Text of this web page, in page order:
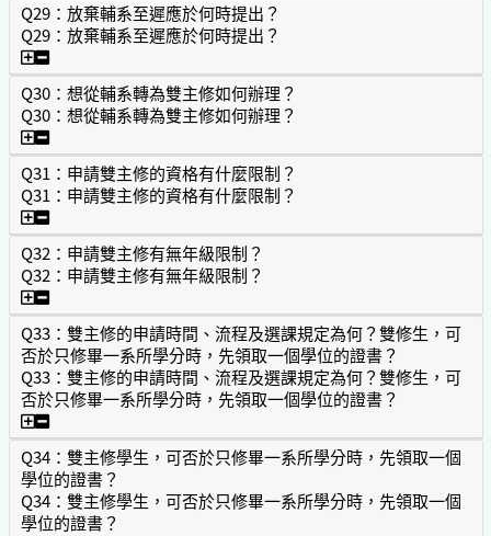
Q29：放棄輔系至遲應於何時提出？
Q29：放棄輔系至遲應於何時提出？
Q29：放棄輔系至遲應於何時提出？
Q30：想從輔系轉為雙主修如何辦理？
Q30：想從輔系轉為雙主修如何辦理？
Q30：想從輔系轉為雙主修如何辦理？
Q31：申請雙主修的資格有什麼限制？
Q31：申請雙主修的資格有什麼限制？
Q31：申請雙主修的資格有什麼限制？
Q32：申請雙主修有無年級限制？
Q32：申請雙主修有無年級限制？
Q32：申請雙主修有無年級限制？
Q33：雙主修的申請時間、流程及選課規定為何？雙修生，可
否於只修畢一系所學分時，先領取一個學位的證書？
Q33：雙主修的申請時間、流程及選課規定為何？雙修生，可
否於只修畢一系所學分時，先領取一個學位的證書？
Q33：雙主修的申請時間、流程及選課規定為何？雙修生，
Q34：雙主修學生，可否於只修畢一系所學分時，先領取一個
學位的證書？
Q34：雙主修學生，可否於只修畢一系所學分時，先領取一個
學位的證書？